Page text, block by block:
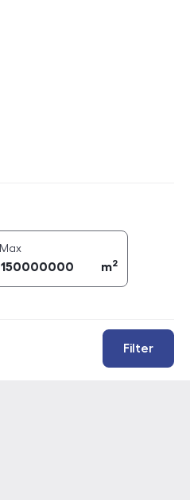
Maxarea (
m2
Filter